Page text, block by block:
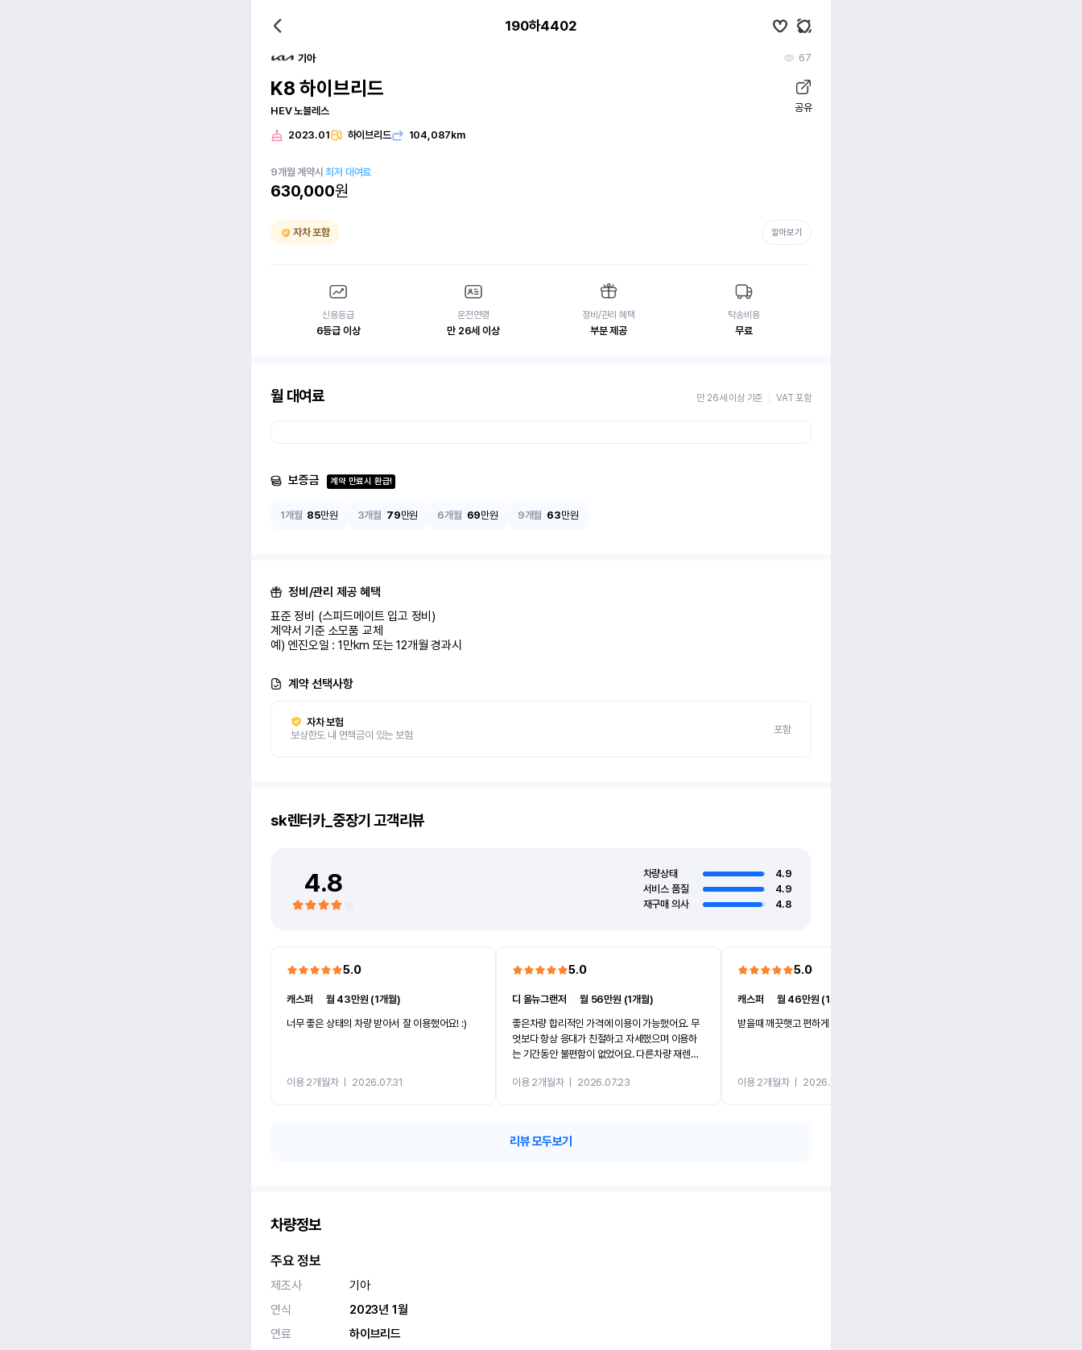
190하4402
기아 67
K8 하이브리드
HEV 노블레스 공유
2023.01 하이브리드 104,087km
9개월 계약시최저 대여료
630,000원
자차 포함 알아보기
신용등급
6등급 이상
운전연령
만 26세 이상
정비/관리 혜택
부분 제공
탁송비용
무료
월 대여료 만 26세 이상 기준 VAT 포함
보증금 계약 만료시 환급!
1개월 85만원 3개월 79만원 6개월 69만원 9개월 63만원
정비/관리 제공 혜택
표준 정비 (스피드메이트 입고 정비)
계약서 기준 소모품 교체
예) 엔진오일 : 1만km 또는 12개월 경과시
계약 선택사항
자차 보험
보상한도 내 면책금이 있는 보험
포함
sk렌터카_중장기 고객리뷰
4.8 차량상태
4.9
서비스 품질
4.9
재구매 의사
4.8
5.0
캐스퍼
월 43만원 (1개월)
너무 좋은 상태의 차량 받아서 잘 이용했어요! :)
이용 2개월차ㅣ 2026.07.31
5.0
디 올뉴그랜저 ㅣ월 56만원 (1개월)
좋은차량 합리적인 가격에 이용이 가능했어요. 무
엇보다 항상 응대가 친절하고 자세했으며 이용하
는 기간동안 불편함이 없었어요. 다른차량 재렌트
카 렌트 고민없이 강추합니다!!
이용 2개월차ㅣ 2026.07.23
5.0
캐스퍼
월 46만원 (1개월)
받을때 깨끗햇고 편하게 잘이용했습니다!
이용 2개월차ㅣ 2026.07.08
리뷰 모두보기
차량정보
주요 정보
제조사
기아
연식
2023년 1월
연료
하이브리드